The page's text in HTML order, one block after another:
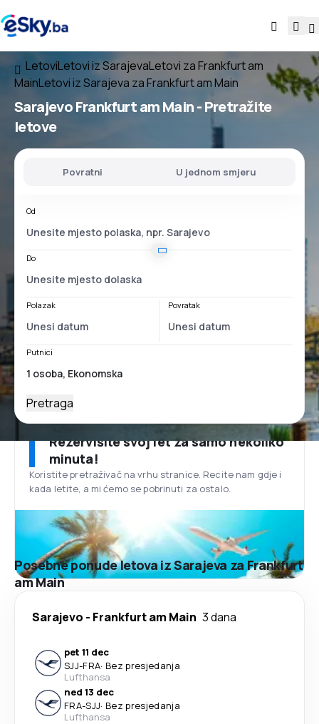
LetoviLetovi iz SarajevaLetovi za Frankfurt am
MainLetovi iz Sarajeva za Frankfurt am Main
Sarajevo Frankfurt am Main- Pretražite
letove
Povratni U jednom smjeru
Od
Do
Polazak Povratak
Putnici
Pretraga
Rezervišite svoj let za samo nekoliko
minuta!
Koristite pretraživač na vrhu stranice. Recite nam gdje i
kada letite, a mi ćemo se pobrinuti za ostalo.
Posebne ponude letova iz Sarajeva za Frankfurt
am Main
Sarajevo - Frankfurt am Main 3 dana
pet 11 dec
SJJ-FRA· Bez presjedanja
Lufthansa
ned 13 dec
FRA-SJJ· Bez presjedanja
Lufthansa